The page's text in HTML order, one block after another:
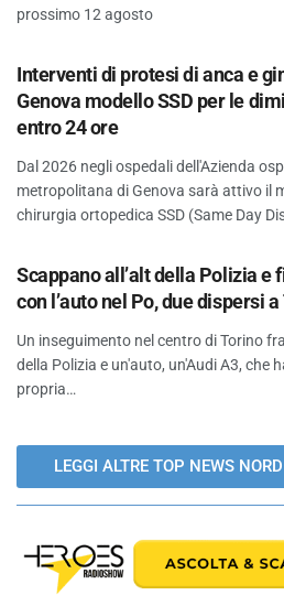
prossimo 12 agosto
Interventi di protesi di anca e
Genova modello SSD per le
entro 24 ore
Dal 2026 negli ospedali dell'Azienda
metropolitana di Genova sarà attivo il
chirurgia ortopedica SSD (Same Day
Scappano all’alt della Polizia e
con l’auto nel Po, due dispersi
Un inseguimento nel centro di Torino
della Polizia e un'auto, un'Audi A3, che
propria…
LEGGI ALTRE TOP NEWS